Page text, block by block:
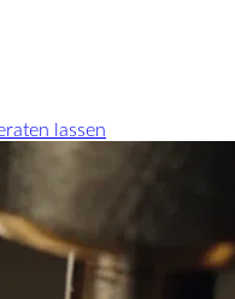
lassen